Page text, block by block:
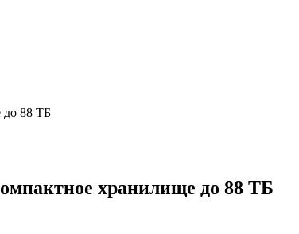
хранилище до 88 ТБ